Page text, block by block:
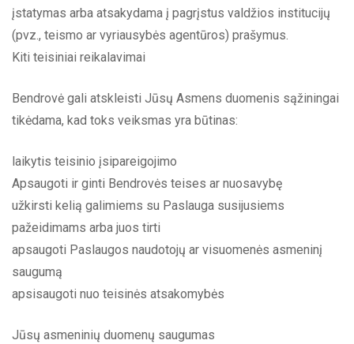
įstatymas arba atsakydama į pagrįstus valdžios institucijų
(pvz., teismo ar vyriausybės agentūros) prašymus.
Kiti teisiniai reikalavimai
Bendrovė gali atskleisti Jūsų Asmens duomenis sąžiningai
tikėdama, kad toks veiksmas yra būtinas:
laikytis teisinio įsipareigojimo
Apsaugoti ir ginti Bendrovės teises ar nuosavybę
užkirsti kelią galimiems su Paslauga susijusiems
pažeidimams arba juos tirti
apsaugoti Paslaugos naudotojų ar visuomenės asmeninį
saugumą
apsisaugoti nuo teisinės atsakomybės
Jūsų asmeninių duomenų saugumas